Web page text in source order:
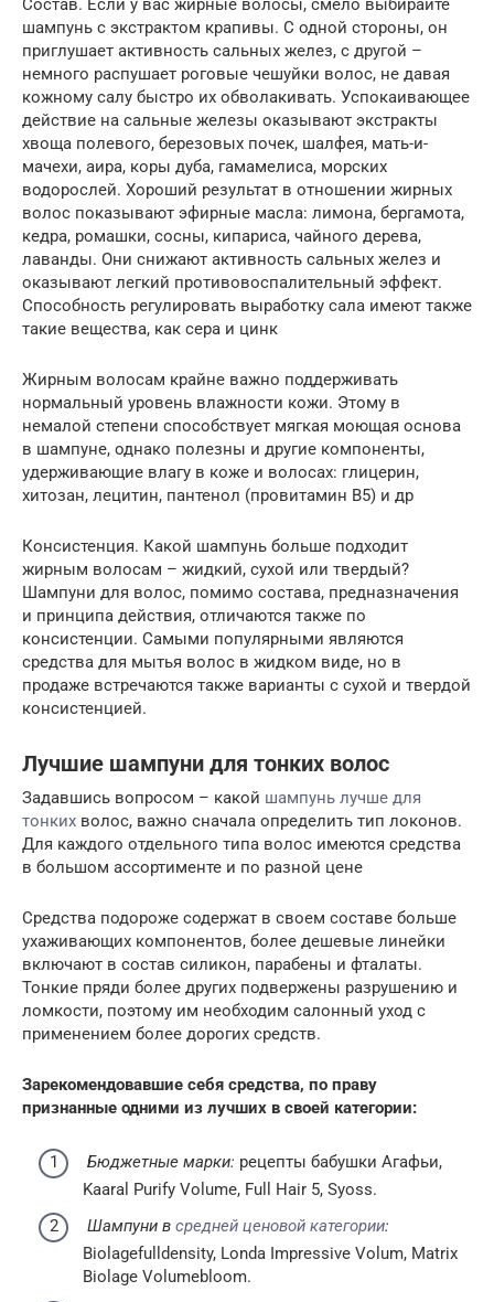
Состав. Если у вас жирные волосы, смело выбирайте
шампунь с экстрактом крапивы. С одной стороны, он
приглушает активность сальных желез, с другой –
немного распушает роговые чешуйки волос, не давая
кожному салу быстро их обволакивать. Успокаивающее
действие на сальные железы оказывают экстракты
хвоща полевого, березовых почек, шалфея, мать-и-
мачехи, аира, коры дуба, гамамелиса, морских
водорослей. Хороший результат в отношении жирных
волос показывают эфирные масла: лимона, бергамота,
кедра, ромашки, сосны, кипариса, чайного дерева,
лаванды. Они снижают активность сальных желез и
оказывают легкий противовоспалительный эффект.
Способность регулировать выработку сала имеют также
такие вещества, как сера и цинк
Жирным волосам крайне важно поддерживать
нормальный уровень влажности кожи. Этому в
немалой степени способствует мягкая моющая основа
в шампуне, однако полезны и другие компоненты,
удерживающие влагу в коже и волосах: глицерин,
хитозан, лецитин, пантенол (провитамин В5) и др
Консистенция. Какой шампунь больше подходит
жирным волосам – жидкий, сухой или твердый?
Шампуни для волос, помимо состава, предназначения
и принципа действия, отличаются также по
консистенции. Самыми популярными являются
средства для мытья волос в жидком виде, но в
продаже встречаются также варианты с сухой и твердой
консистенцией.
Лучшие шампуни для тонких волос
Задавшись вопросом – какой шампунь лучше для
тонких волос, важно сначала определить тип локонов.
Для каждого отдельного типа волос имеются средства
в большом ассортименте и по разной цене
Средства подороже содержат в своем составе больше
ухаживающих компонентов, более дешевые линейки
включают в состав силикон, парабены и фталаты.
Тонкие пряди более других подвержены разрушению и
ломкости, поэтому им необходим салонный уход с
применением более дорогих средств.
Зарекомендовавшие себя средства, по праву
признанные одними из лучших в своей категории:
Бюджетные марки: рецепты бабушки Агафьи,
Kaaral Purify Volume, Full Hair 5, Syoss.
Шампуни в средней ценовой категории:
Biolagefulldensity, Londa Impressive Volum, Matrix
Biolage Volumebloom.